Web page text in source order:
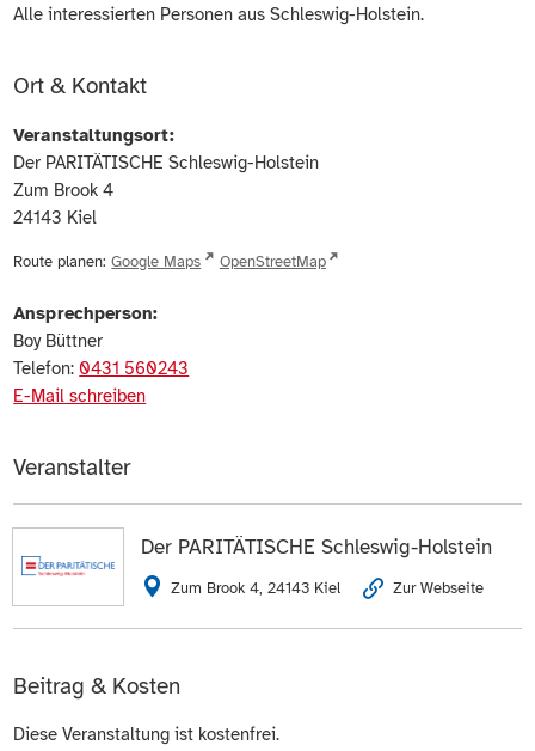
Alle interessierten Personen aus Schleswig-Holstein.
Ort & Kontakt
Veranstaltungsort:
Der PARITÄTISCHE Schleswig-Holstein
Zum Brook 4
24143 Kiel
Route planen: Google Maps OpenStreetMap
Ansprechperson:
Boy Büttner
Telefon: 0431 560243
E-Mail schreiben
Veranstalter
Der PARITÄTISCHE Schleswig-Holstein
Zum Brook 4, 24143 Kiel Zur Webseite
Beitrag & Kosten
Diese Veranstaltung ist kostenfrei.